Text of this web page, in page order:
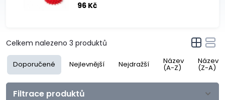
96 Kč
Celkem nalezeno 3 produktů
Doporučené Nejlevnější Nejdražší Název
(A-Z)
Název
(Z-A)
Filtrace produktů